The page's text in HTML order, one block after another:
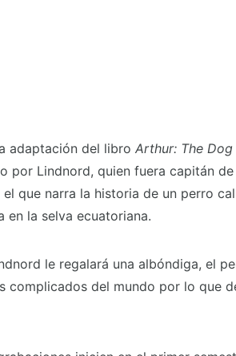
adaptación del libro Arthur: The
por Lindnord, quien fuera capitán
el que narra la historia de un perro
en la selva ecuatoriana.
le regalará una albóndiga, el
complicados del mundo por lo que